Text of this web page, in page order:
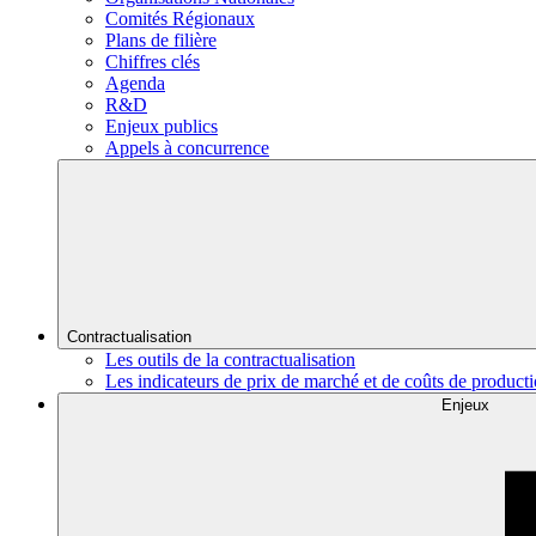
Comités Régionaux
Plans de filière
Chiffres clés
Agenda
R&D
Enjeux publics
Appels à concurrence
Contractualisation
Les outils de la contractualisation
Les indicateurs de prix de marché et de coûts de
Enjeux